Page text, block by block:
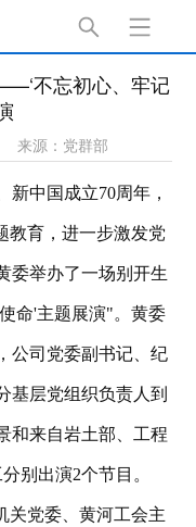
不忘初心、牢记
来源：党群部
新中国成立70周年，
教育，进一步激发党
委举办了一场别开生
命'主题展演"。黄委
公司党委副书记、纪
基层党组织负责人到
和来自岩土部、工程
别出演2个节目。
关党委、黄河工会主